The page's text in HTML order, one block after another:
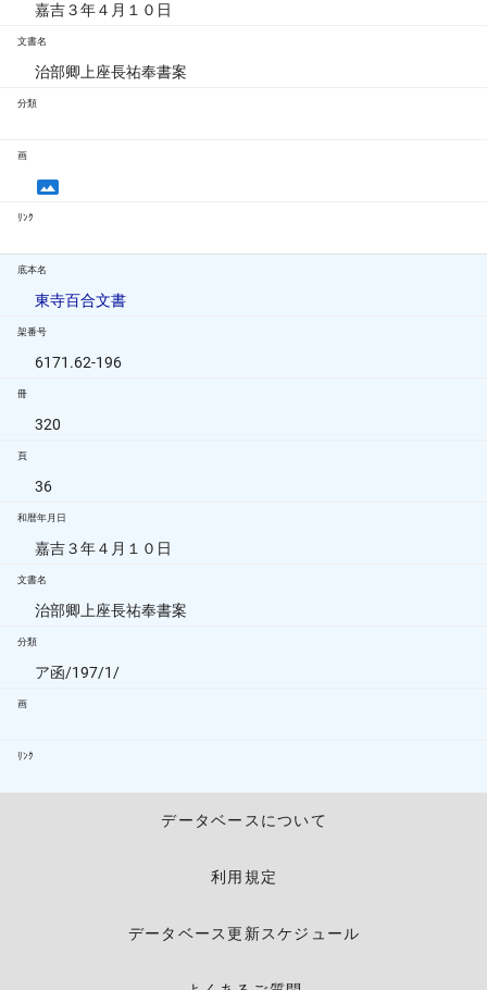
嘉吉３年４月１０日
文書名
治部卿上座長祐奉書案
分類
画
ﾘﾝｸ
底本名
東寺百合文書
架番号
6171.62-196
冊
320
頁
36
和暦年月日
嘉吉３年４月１０日
文書名
治部卿上座長祐奉書案
分類
ア函/197/1/
画
ﾘﾝｸ
データベースについて
利用規定
データベース更新スケジュール